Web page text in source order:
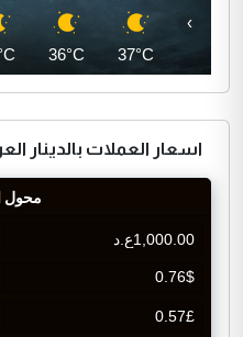
37°C
36°C
›
اسعار العملات بالدينار